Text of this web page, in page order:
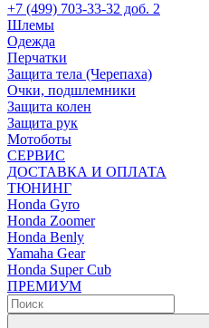
+7 (499) 703-33-32 доб. 2
Шлемы
Одежда
Перчатки
Защита тела (Черепаха)
Очки, подшлемники
Защита колен
Защита рук
Мотоботы
СЕРВИС
ДОСТАВКА И ОПЛАТА
ТЮНИНГ
Honda Gyro
Honda Zoomer
Honda Benly
Yamaha Gear
Honda Super Cub
ПРЕМИУМ